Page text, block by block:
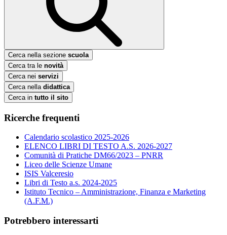
Cerca nella sezione scuola
Cerca tra le novità
Cerca nei servizi
Cerca nella didattica
Cerca in tutto il sito
Ricerche frequenti
Calendario scolastico 2025-2026
ELENCO LIBRI DI TESTO A.S. 2026-2027
Comunità di Pratiche DM66/2023 – PNRR
Liceo delle Scienze Umane
ISIS Valceresio
Libri di Testo a.s. 2024-2025
Istituto Tecnico – Amministrazione, Finanza e Marketing
(A.F.M.)
Potrebbero interessarti